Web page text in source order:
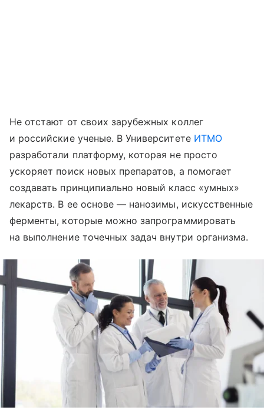
Не отстают от своих зарубежных коллег
и российские ученые. В Университете ИТМО
разработали платформу, которая не просто
ускоряет поиск новых препаратов, а помогает
создавать принципиально новый класс «умных»
лекарств. В ее основе — нанозимы, искусственные
ферменты, которые можно запрограммировать
на выполнение точечных задач внутри организма.